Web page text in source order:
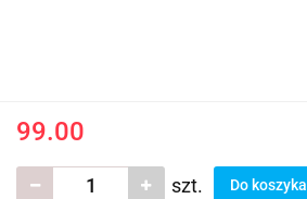
99.00
szt. Do koszyka